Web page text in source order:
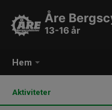
Hem
Åre
13-16 år
Aktiviteter